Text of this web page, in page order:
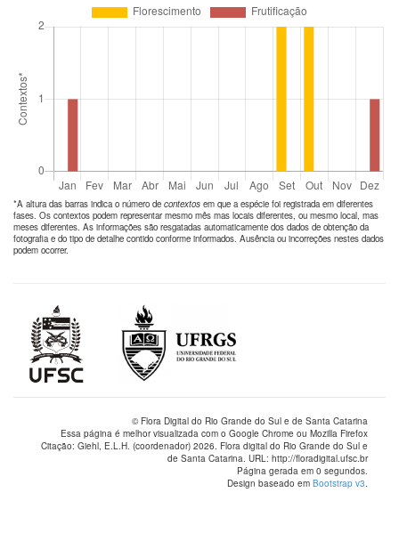
*A altura das barras indica o número de contextos em que a espécie foi registrada em diferentes
fases. Os contextos podem representar mesmo mês mas locais diferentes, ou mesmo local, mas
meses diferentes. As informações são resgatadas automaticamente dos dados de obtenção da
fotografia e do tipo de detalhe contido conforme informados. Ausência ou incorreções nestes dados
podem ocorrer.
© Flora Digital do Rio Grande do Sul e de Santa Catarina
Essa página é melhor visualizada com o Google Chrome ou Mozilla Firefox
Citação: Giehl, E.L.H. (coordenador) 2026. Flora digital do Rio Grande do Sul e
de Santa Catarina. URL: http://floradigital.ufsc.br
Página gerada em 0 segundos.
Design baseado em Bootstrap v3.